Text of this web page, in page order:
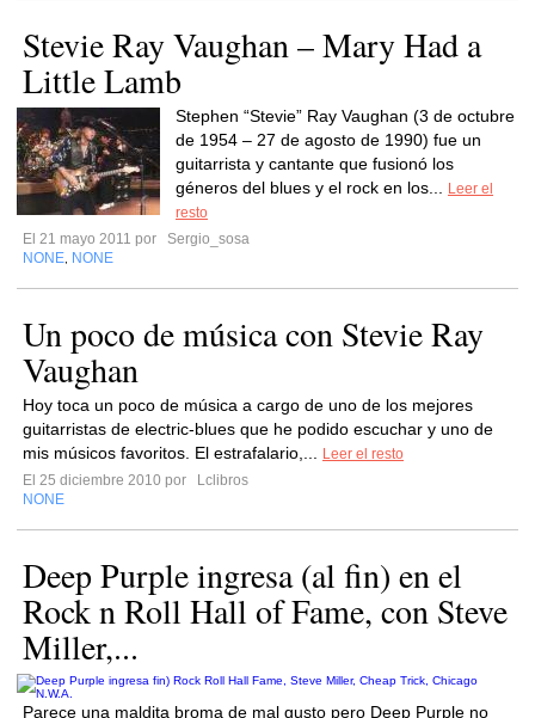
Stevie Ray Vaughan – Mary Had a
Little Lamb
Stephen “Stevie” Ray Vaughan (3 de octubre
de 1954 – 27 de agosto de 1990) fue un
guitarrista y cantante que fusionó los
géneros del blues y el rock en los...
Leer el
resto
El 21 mayo 2011 por
Sergio_sosa
NONE NONE
Un poco de música con Stevie Ray
Vaughan
Hoy toca un poco de música a cargo de uno de los mejores
guitarristas de electric-blues que he podido escuchar y uno de
mis músicos favoritos. El estrafalario,...
Leer el resto
El 25 diciembre 2010 por
Lclibros
NONE
Deep Purple ingresa (al fin) en el
Rock n Roll Hall of Fame, con Steve
Miller,...
Parece una maldita broma de mal gusto pero Deep Purple no